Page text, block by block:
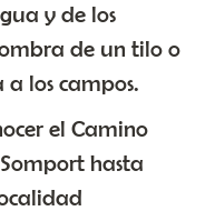
y de los
de un tilo o
los campos.
el Camino
hasta